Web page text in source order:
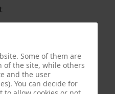
DIPPS
Some of them are
of the site, while others
and the user
You can decide for